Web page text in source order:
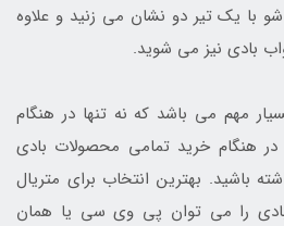
با یک تیر دو نشان می زنید و علاوه
بادی نیز می شوید.
مهم می باشد که نه تنها در هنگام
در هنگام خرید تمامی محصولات بادی
باشید. بهترین انتخاب برای متریال
بادی را می توان پی وی سی یا همان